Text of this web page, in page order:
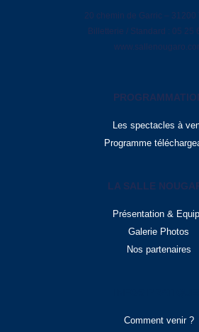
20 chemin de Garric – 31200
Billetterie / Standard : 05 25
Les spectacles à
Programme
LA SALLE
Présentation &
Galerie Photos
Nos partenaires
Comment venir ?